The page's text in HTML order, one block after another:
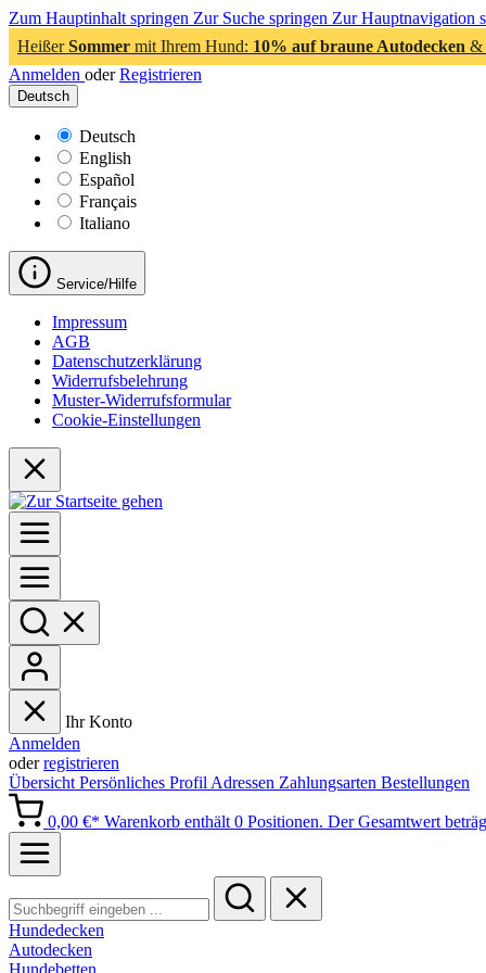
Zum Hauptinhalt springen Zur Suche springen Zur Hauptnavigation
HeißerSommer mit Ihrem Hund: 10% auf braune Autodecken &
Anmelden oder Registrieren
Deutsch
Deutsch
English
Español
Français
Italiano
Service/Hilfe
Impressum
AGB
Datenschutzerklärung
Widerrufsbelehrung
Muster-Widerrufsformular
Cookie-Einstellungen
Ihr Konto
Anmelden
oderregistrieren
Übersicht Persönliches Profil Adressen Zahlungsarten Bestellungen
0,00 €* Warenkorb enthält 0 Positionen. Der Gesamtwert
Hundedecken
Autodecken
Hundebetten